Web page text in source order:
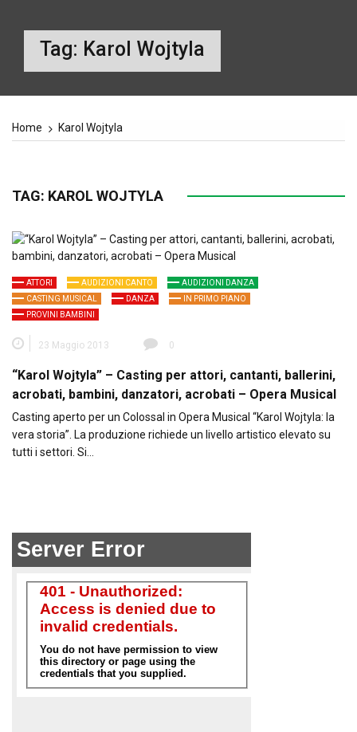
Tag: Karol Wojtyla
Home Karol Wojtyla
TAG: KAROL WOJTYLA
ATTORI AUDIZIONI CANTO
AUDIZIONI DANZA
CASTING MUSICAL
DANZA
IN PRIMO PIANO
PROVINI BAMBINI
23 Maggio 2013 0
“Karol Wojtyla” – Casting per attori, cantanti, ballerini,
acrobati, bambini, danzatori, acrobati – Opera Musical
Casting aperto per un Colossal in Opera Musical “Karol Wojtyla: la
vera storia”. La produzione richiede un livello artistico elevato su
tutti i settori. Si…